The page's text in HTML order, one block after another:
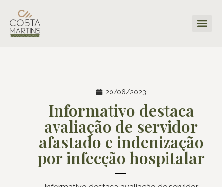
20/06/2023
Informativo destaca
avaliação de servidor
afastado e indenização
por infecção hospitalar